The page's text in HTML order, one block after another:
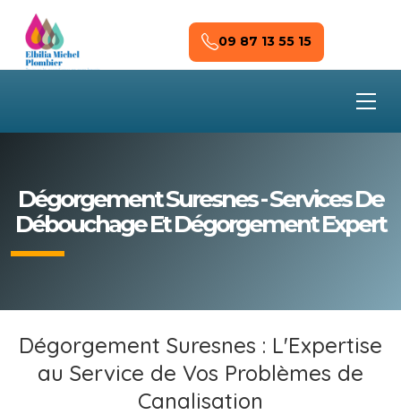
Skip to main content
09 87 13 55 15
Dégorgement Suresnes - Services De
Débouchage Et Dégorgement Expert
Dégorgement Suresnes : L'Expertise
au Service de Vos Problèmes de
Canalisation